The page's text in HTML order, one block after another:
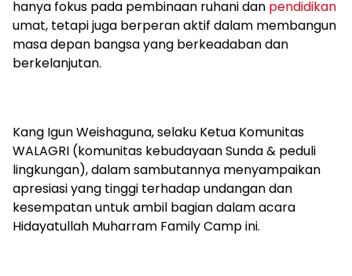
hanya fokus pada pembinaan ruhani dan pendidikan
umat, tetapi juga berperan aktif dalam membangun
masa depan bangsa yang berkeadaban dan
berkelanjutan.
Kang Igun Weishaguna, selaku Ketua Komunitas
WALAGRI (komunitas kebudayaan Sunda & peduli
lingkungan), dalam sambutannya menyampaikan
apresiasi yang tinggi terhadap undangan dan
kesempatan untuk ambil bagian dalam acara
Hidayatullah Muharram Family Camp ini.